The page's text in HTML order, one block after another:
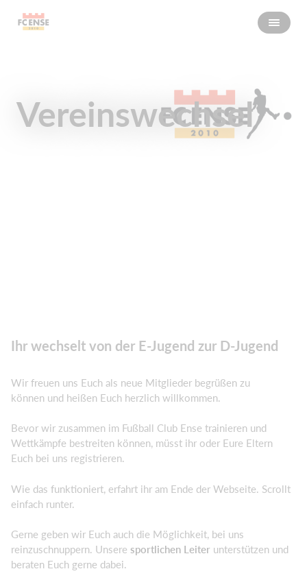
Vereinswechsel
Ihr wechselt von der E-Jugend zur D-Jugend
Wir freuen uns Euch als neue Mitglieder begrüßen zu
können und heißen Euch herzlich willkommen.
Bevor wir zusammen im Fußball Club Ense trainieren und
Wettkämpfe bestreiten können, müsst ihr oder Eure Eltern
Euch bei uns registrieren.
Wie das funktioniert, erfahrt ihr am Ende der Webseite. Scrollt
einfach runter.
Gerne geben wir Euch auch die Möglichkeit, bei uns
reinzuschnuppern. Unsere sportlichen Leiter unterstützen und
beraten Euch gerne dabei.